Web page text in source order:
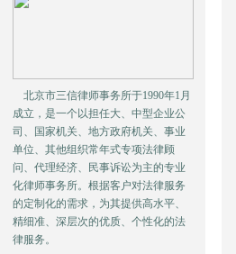
北京市三信律师事务所于1990年1月
成立，是一个以担任大、中型企业公
司、国家机关、地方政府机关、事业
单位、其他组织常年式专项法律顾
问、代理经济、民事诉讼为主的专业
化律师事务所。根据客户对法律服务
的定制化的需求，为其提供高水平、
精细准、深层次的优质、个性化的法
律服务。